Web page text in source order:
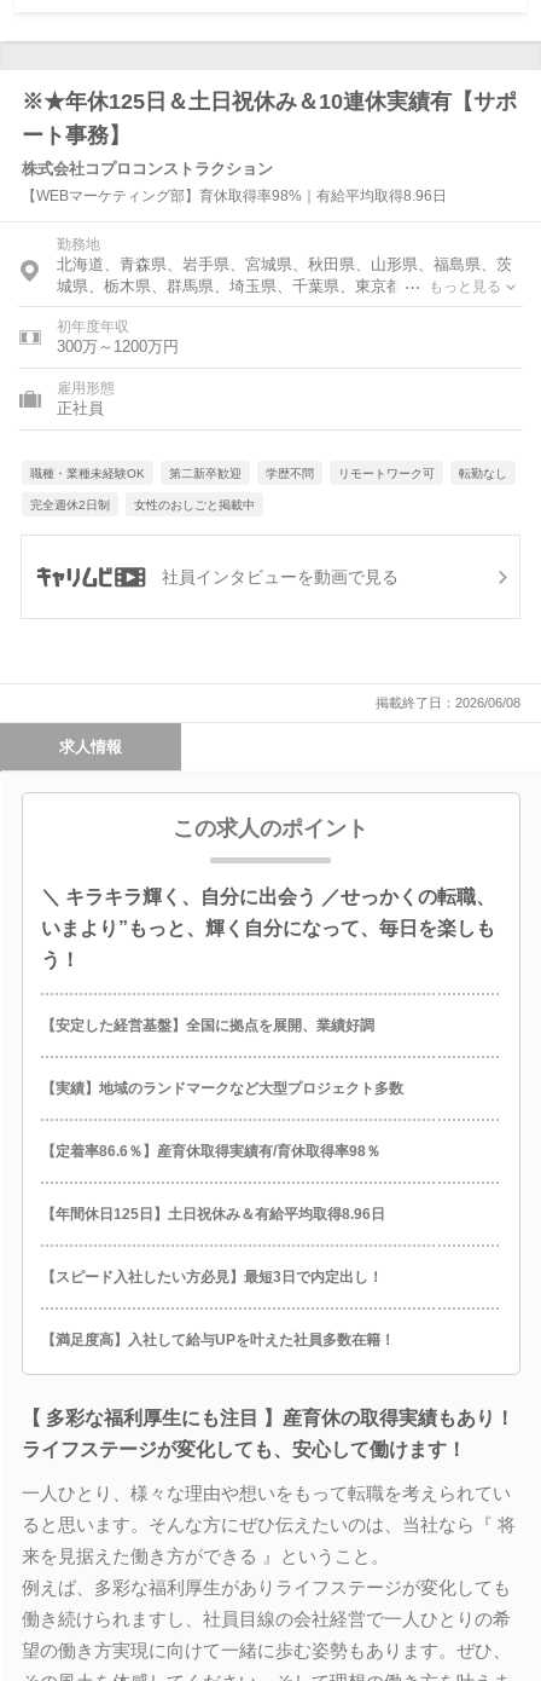
※★年休125日＆土日祝休み＆10連休実績有【サポ
ート事務】
株式会社コプロコンストラクション
【WEBマーケティング部】育休取得率98%｜有給平均取得8.96日
勤務地
北海道、青森県、岩手県、宮城県、秋田県、山形県、福島県、茨
城県、栃木県、群馬県、埼玉県、千葉県、東京都、神奈川県、富
山県、石川県、福井県、新潟県、山梨県、長野県、岐阜県、静岡
県、愛知県、三重県、滋賀県、京都府、大阪府、兵庫県、奈良
県、和歌山県、鳥取県、島根県、岡山県、広島県、山口県、徳島
県、香川県、愛媛県、高知県、福岡県、佐賀県、長崎県、熊本
県、大分県、宮崎県、鹿児島県、沖縄県
もっと見る
初年度年収
300万～1200万円
雇用形態
正社員
職種・業種未経験OK 第二新卒歓迎 学歴不問 リモートワーク可 転勤なし
完全週休2日制 女性のおしごと掲載中
社員インタビューを動画で見る
掲載終了日：2026/06/08
求人情報
この求人のポイント
＼ キラキラ輝く、自分に出会う ／せっかくの転職、
いまより”もっと、輝く自分になって、毎日を楽しも
う！
【安定した経営基盤】全国に拠点を展開、業績好調
【実績】地域のランドマークなど大型プロジェクト多数
【定着率86.6％】産育休取得実績有/育休取得率98％
【年間休日125日】土日祝休み＆有給平均取得8.96日
【スピード入社したい方必見】最短3日で内定出し！
【満足度高】入社して給与UPを叶えた社員多数在籍！
【 多彩な福利厚生にも注目 】産育休の取得実績もあり！
ライフステージが変化しても、安心して働けます！
一人ひとり、様々な理由や想いをもって転職を考えられてい
ると思います。そんな方にぜひ伝えたいのは、当社なら『 将
来を見据えた働き方ができる 』ということ。
例えば、多彩な福利厚生がありライフステージが変化しても
働き続けられますし、社員目線の会社経営で一人ひとりの希
望の働き方実現に向けて一緒に歩む姿勢もあります。ぜひ、